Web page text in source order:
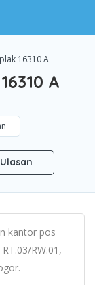
16310 A
A
kantor pos
RW.01,